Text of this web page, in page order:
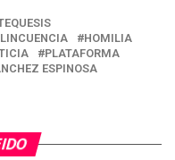
HOMILIA
PLATAFORMA
ESPINOSA